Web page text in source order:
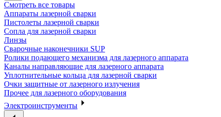
Смотреть все товары
Аппараты лазерной сварки
Пистолеты лазерной сварки
Сопла для лазерной сварки
Линзы
Сварочные наконечники SUP
Ролики подающего механизма для лазерного аппарата
Каналы направляющие для лазерного аппарата
Уплотнительные кольца для лазерной сварки
Очки защитные от лазерного излучения
Прочее для лазерного оборудования
Электроинструменты